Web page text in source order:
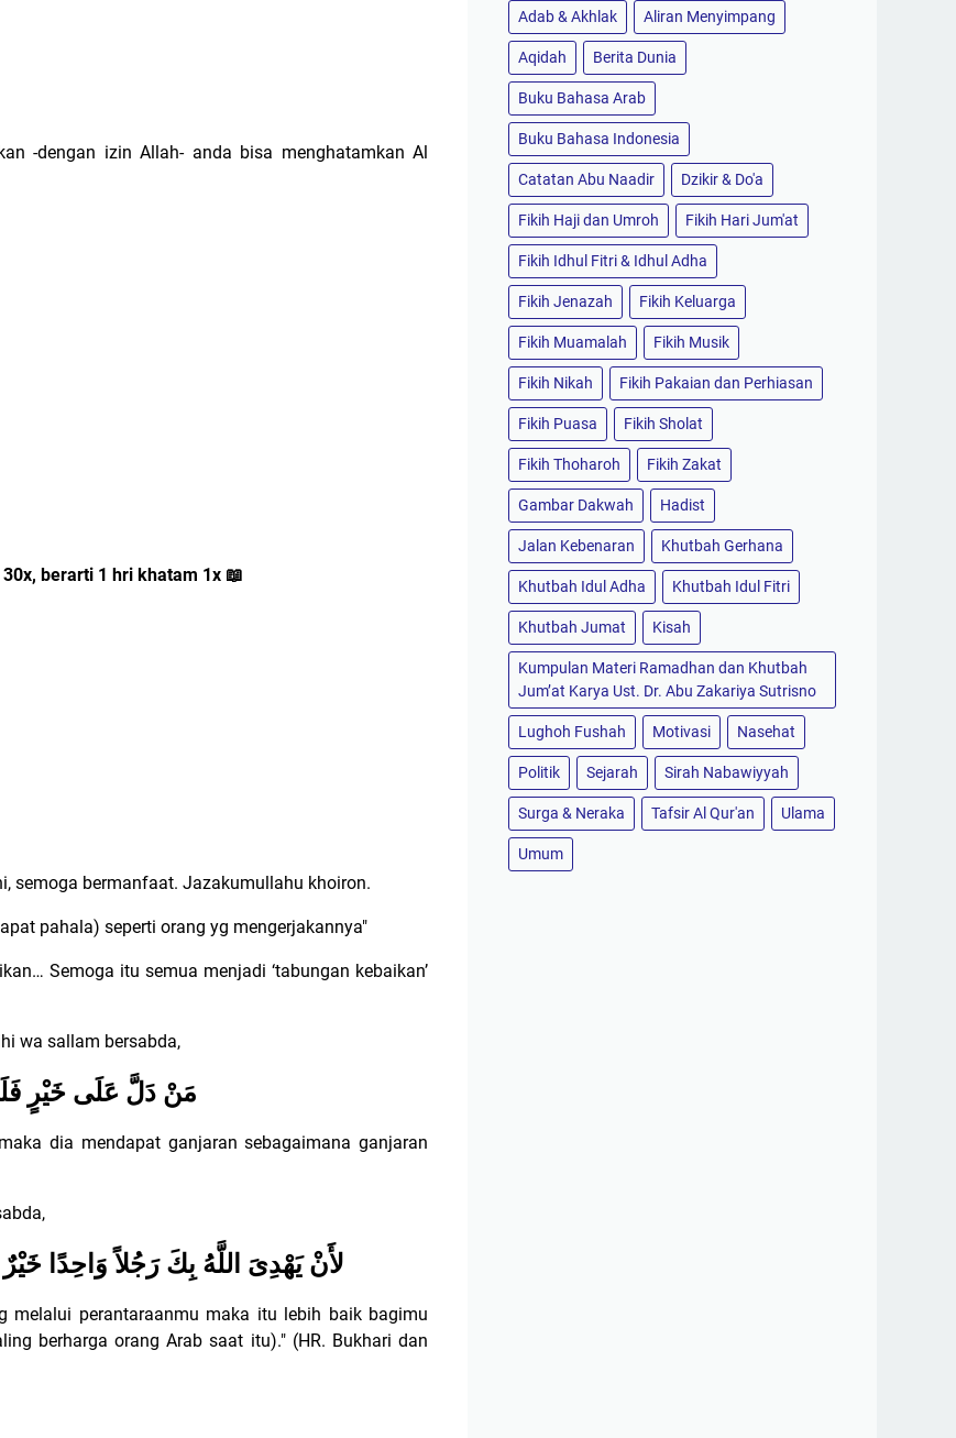
-dengan izin Allah- anda bisa menghatamkan Al
berarti 1 hri khatam 1x 📖
semoga bermanfaat. Jazakumullahu khoiron.
pahala) seperti orang yg mengerjakannya"
Semoga itu semua menjadi ‘tabungan kebaikan’
wa sallam bersabda,
مَنْ دَلَّ عَلَى خَيْرٍ
dia mendapat ganjaran sebagaimana ganjaran
لأَنْ يَهْدِىَ اللَّهُ بِكَ رَجُلاً وَاحِدًا
melalui perantaraanmu maka itu lebih baik bagimu
berharga orang Arab saat itu)." (HR. Bukhari dan
Adab & Akhlak Aliran Menyimpang
Aqidah Berita Dunia
Buku Bahasa Arab
Buku Bahasa Indonesia
Catatan Abu Naadir Dzikir & Do'a
Fikih Haji dan Umroh Fikih Hari Jum'at
Fikih Idhul Fitri & Idhul Adha
Fikih Jenazah Fikih Keluarga
Fikih Muamalah Fikih Musik
Fikih Nikah Fikih Pakaian dan Perhiasan
Fikih Puasa Fikih Sholat
Fikih Thoharoh Fikih Zakat
Gambar Dakwah Hadist
Jalan Kebenaran Khutbah Gerhana
Khutbah Idul Adha Khutbah Idul Fitri
Khutbah Jumat Kisah
Kumpulan Materi Ramadhan dan Khutbah
Jum’at Karya Ust. Dr. Abu Zakariya Sutrisno
Lughoh Fushah Motivasi Nasehat
Politik Sejarah Sirah Nabawiyyah
Surga & Neraka Tafsir Al Qur'an Ulama
Umum